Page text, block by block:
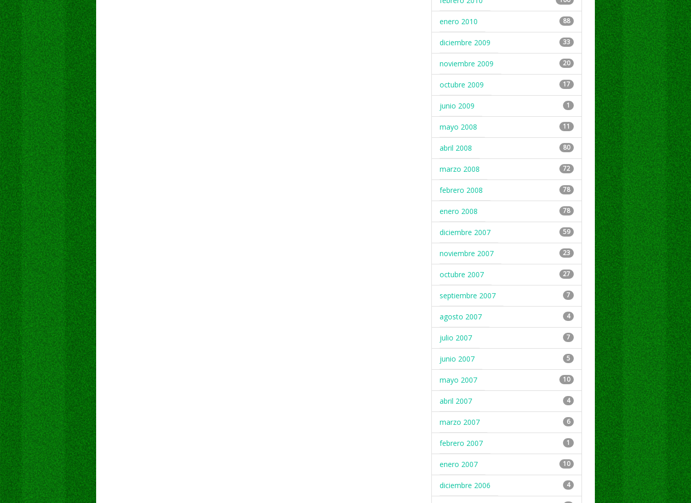
enero 2010 88
diciembre 2009 33
noviembre 2009 20
octubre 2009 17
junio 2009 1
mayo 2008 11
abril 2008 80
marzo 2008 72
febrero 2008 78
enero 2008 78
diciembre 2007 59
noviembre 2007 23
octubre 2007 27
septiembre 2007 7
agosto 2007 4
julio 2007 7
junio 2007 5
mayo 2007 10
abril 2007 4
marzo 2007 6
febrero 2007 1
enero 2007 10
diciembre 2006 4